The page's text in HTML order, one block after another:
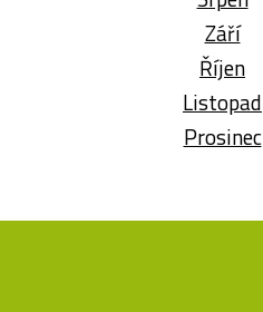
Září
Říjen
Listopad
Prosinec